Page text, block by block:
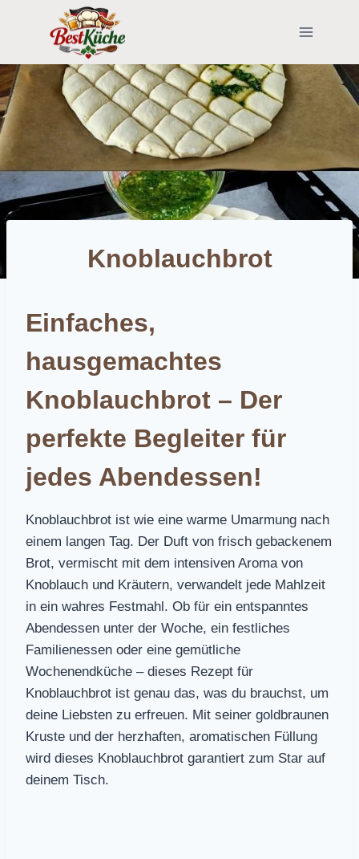
Knoblauchbrot
Einfaches,
hausgemachtes
Knoblauchbrot – Der
perfekte Begleiter für
jedes Abendessen!
Knoblauchbrot ist wie eine warme Umarmung nach
einem langen Tag. Der Duft von frisch gebackenem
Brot, vermischt mit dem intensiven Aroma von
Knoblauch und Kräutern, verwandelt jede Mahlzeit
in ein wahres Festmahl. Ob für ein entspanntes
Abendessen unter der Woche, ein festliches
Familienessen oder eine gemütliche
Wochenendküche – dieses Rezept für
Knoblauchbrot ist genau das, was du brauchst, um
deine Liebsten zu erfreuen. Mit seiner goldbraunen
Kruste und der herzhaften, aromatischen Füllung
wird dieses Knoblauchbrot garantiert zum Star auf
deinem Tisch.